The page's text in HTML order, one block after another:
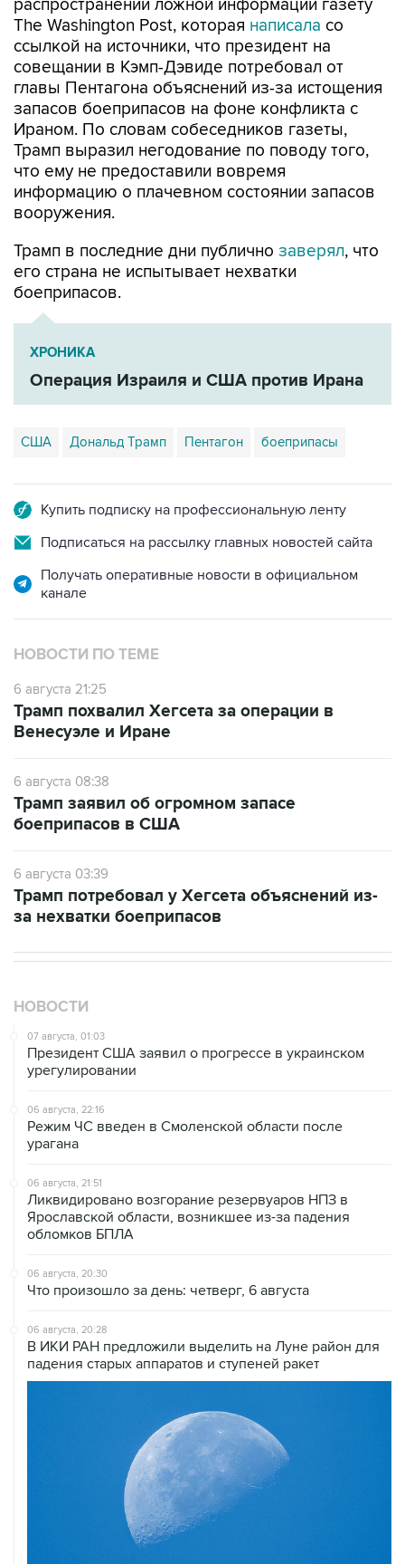
распространении ложной информации газету
The Washington Post, которая написала со
ссылкой на источники, что президент на
совещании в Кэмп-Дэвиде потребовал от
главы Пентагона объяснений из-за истощения
запасов боеприпасов на фоне конфликта с
Ираном. По словам собеседников газеты,
Трамп выразил негодование по поводу того,
что ему не предоставили вовремя
информацию о плачевном состоянии запасов
вооружения.
Трамп в последние дни публично заверял, что
его страна не испытывает нехватки
боеприпасов.
ХРОНИКА
Операция Израиля и США против Ирана
США Дональд Трамп Пентагон боеприпасы
Купить подписку на профессиональную ленту
Подписаться на рассылку главных новостей сайта
Получать оперативные новости в официальном
канале
НОВОСТИ ПО ТЕМЕ
6 августа 21:25
Трамп похвалил Хегсета за операции в
Венесуэле и Иране
6 августа 08:38
Трамп заявил об огромном запасе
боеприпасов в США
6 августа 03:39
Трамп потребовал у Хегсета объяснений из-
за нехватки боеприпасов
НОВОСТИ
07 августа, 01:03
Президент США заявил о прогрессе в украинском
урегулировании
06 августа, 22:16
Режим ЧС введен в Смоленской области после
урагана
06 августа, 21:51
Ликвидировано возгорание резервуаров НПЗ в
Ярославской области, возникшее из-за падения
обломков БПЛА
06 августа, 20:30
Что произошло за день: четверг, 6 августа
06 августа, 20:28
В ИКИ РАН предложили выделить на Луне район для
падения старых аппаратов и ступеней ракет